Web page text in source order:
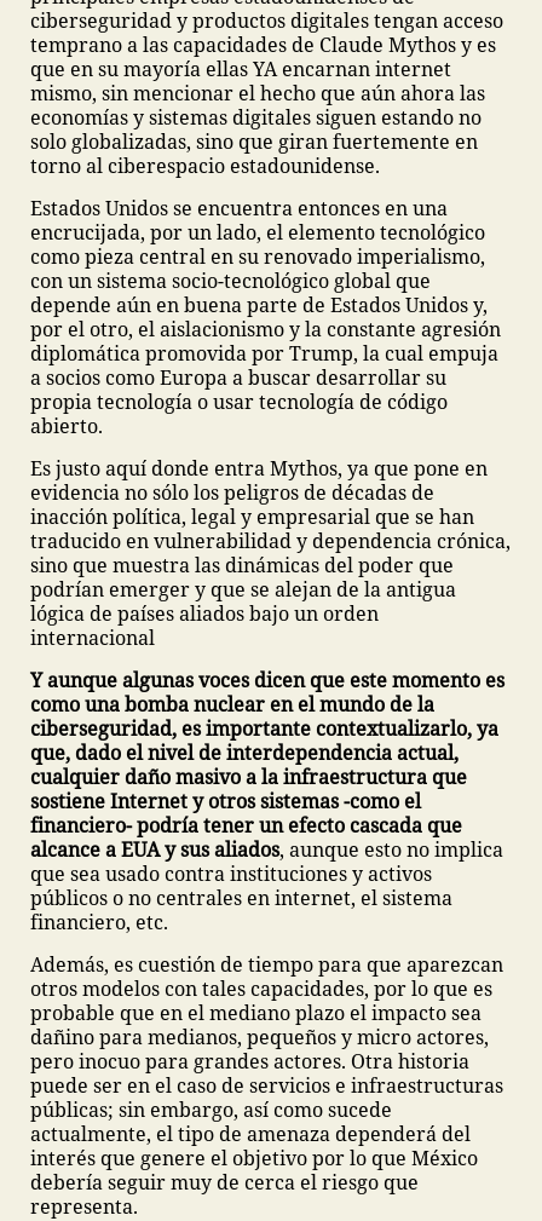
ciberseguridad y productos digitales tengan acceso
temprano a las capacidades de Claude Mythos y es
que en su mayoría ellas YA encarnan internet
mismo, sin mencionar el hecho que aún ahora las
economías y sistemas digitales siguen estando no
solo globalizadas, sino que giran fuertemente en
torno al ciberespacio estadounidense.
Estados Unidos se encuentra entonces en una
encrucijada, por un lado, el elemento tecnológico
como pieza central en su renovado imperialismo,
con un sistema socio-tecnológico global que
depende aún en buena parte de Estados Unidos y,
por el otro, el aislacionismo y la constante agresión
diplomática promovida por Trump, la cual empuja
a socios como Europa a buscar desarrollar su
propia tecnología o usar tecnología de código
abierto.
Es justo aquí donde entra Mythos, ya que pone en
evidencia no sólo los peligros de décadas de
inacción política, legal y empresarial que se han
traducido en vulnerabilidad y dependencia crónica,
sino que muestra las dinámicas del poder que
podrían emerger y que se alejan de la antigua
lógica de países aliados bajo un orden
internacional
Y aunque algunas voces dicen que este momento es
como una bomba nuclear en el mundo de la
ciberseguridad, es importante contextualizarlo, ya
que, dado el nivel de interdependencia actual,
cualquier daño masivo a la infraestructura que
sostiene Internet y otros sistemas -como el
financiero- podría tener un efecto cascada que
alcance a EUA y sus aliados, aunque esto no implica
que sea usado contra instituciones y activos
públicos o no centrales en internet, el sistema
financiero, etc.
Además, es cuestión de tiempo para que aparezcan
otros modelos con tales capacidades, por lo que es
probable que en el mediano plazo el impacto sea
dañino para medianos, pequeños y micro actores,
pero inocuo para grandes actores. Otra historia
puede ser en el caso de servicios e infraestructuras
públicas; sin embargo, así como sucede
actualmente, el tipo de amenaza dependerá del
interés que genere el objetivo por lo que México
debería seguir muy de cerca el riesgo que
representa.